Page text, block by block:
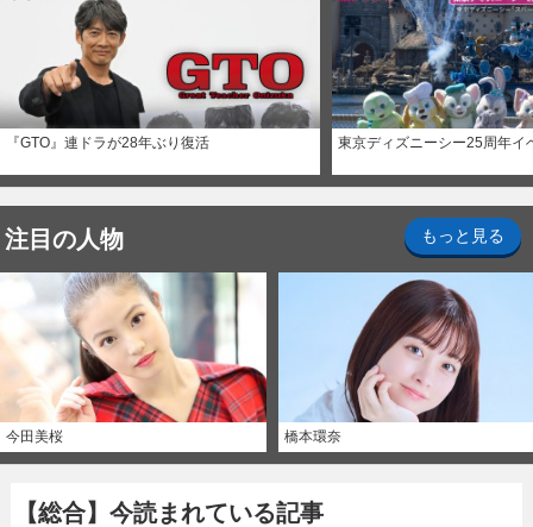
『GTO』連ドラが28年ぶり復活 東京ディズニーシー25周年イ
注目の人物 もっと見る
今田美桜 橋本環奈
【総合】今読まれている記事